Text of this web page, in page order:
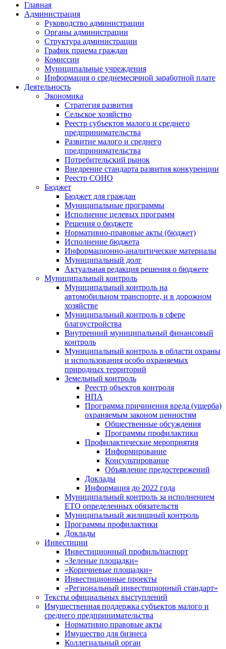
Главная
Администрация
Руководство администрации
Органы администрации
Структура администрации
График приема граждан
Комиссии
Муниципальные учреждения
Информация о среднемесячной заработной плате
Деятельность
Экономика
Стратегия развития
Сельское хозяйство
Реестр субъектов малого и среднего
предпринимательства
Развитие малого и среднего
предпринимательства
Потребительский рынок
Внедрение стандарта развития конкуренции
Реестр СОНО
Бюджет
Бюджет для граждан
Муниципальные программы
Исполнение целевых программ
Решения о бюджете
Нормативно-правовые акты (бюджет)
Исполнение бюджета
Информационно-аналитические материалы
Муниципальный долг
Актуальная редакция решения о бюджете
Муниципальный контроль
Муниципальный контроль на
автомобильном транспорте, и в дорожном
хозяйстве
Муниципальный контроль в сфере
благоустройства
Внутренний муниципальный финансовый
контроль
Муниципальный контроль в области охраны
и использования особо охраняемых
природных территорий
Земельный контроль
Реестр объектов контроля
НПА
Программа причинения вреда (ущерба)
охраняемым законом ценностям
Общественные обсуждения
Программы профилактики
Профилактические мероприятия
Информирование
Консультирование
Объявление предостережений
Доклады
Информация до 2022 года
Муниципальный контроль за исполнением
ЕТО определенных обязательств
Муниципальный жилищный контроль
Программы профилактики
Доклады
Инвестиции
Инвестиционный профиль/паспорт
«Зеленые площадки»
«Коричневые площадки»
Инвестиционные проекты
«Региональный инвестиционный стандарт»
Тексты официальных выступлений
Имущественная поддержка субъектов малого и
среднего предпринимательства
Нормативно правовые акты
Имущество для бизнеса
Коллегиальный орган